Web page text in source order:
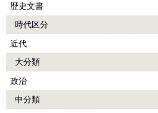
歴史文書
時代区分
近代
大分類
政治
中分類